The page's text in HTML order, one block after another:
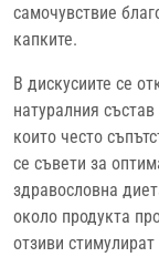
самочувствие
капките.
В дискусиите се
натуралния
които често
се съвети за
здравословна
около продукта
отзиви